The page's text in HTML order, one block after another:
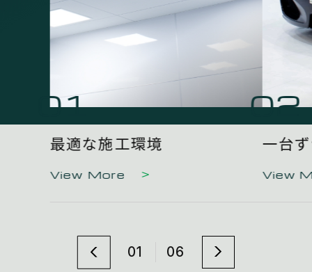
01 06
01
最適な施工環境
View More
02
一台
View